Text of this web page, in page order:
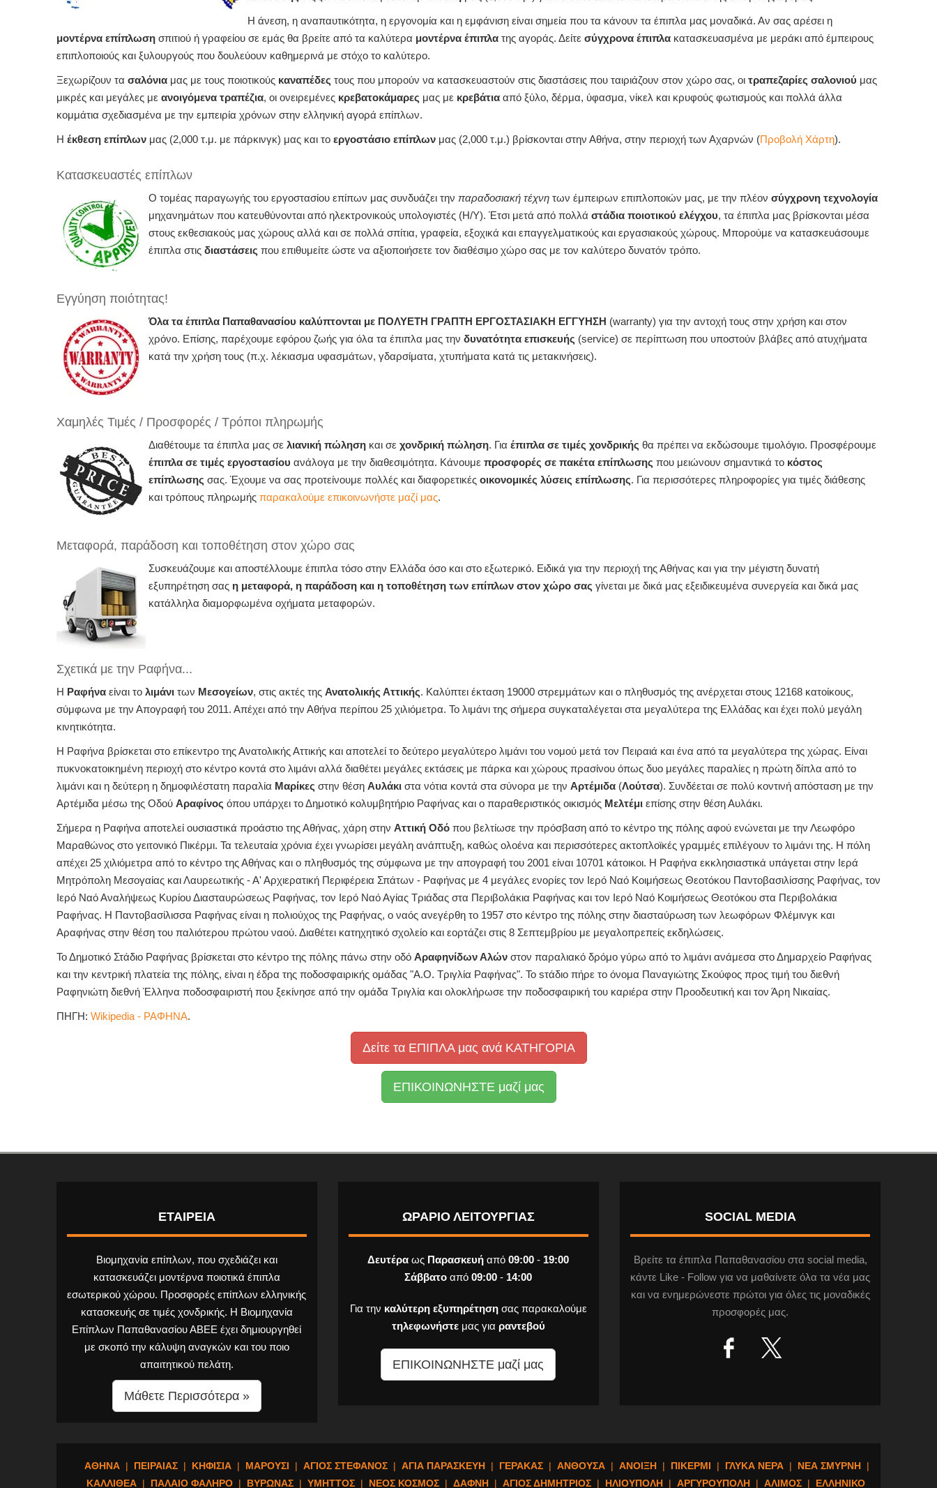
Η άνεση, η αναπαυτικότητα, η εργονομία και η εμφάνιση είναι σημεία που τα κάνουν τα έπιπλα μας μοναδικά. Αν σας αρέσει η
μοντέρνα επίπλωσησπιτιού ή γραφείου σε εμάς θα βρείτε από τα καλύτερα μοντέρνα έπιπλατης αγοράς. Δείτε σύγχρονα έπιπλακατασκευασμένα με μεράκι από έμπειρους
επιπλοποιούς και ξυλουργούς που δουλεύουν καθημερινά με στόχο το καλύτερο.
Ξεχωρίζουν τα σαλόνιαμας με τους ποιοτικούς καναπέδες τους που μπορούν να κατασκευαστούν στις διαστάσεις που ταιριάζουν στον χώρο σας, οι τραπεζαρίες σαλονιού μας
μικρές και μεγάλες με ανοιγόμενα τραπέζια, οι ονειρεμένες κρεβατοκάμαρες μας με κρεβάτιααπό ξύλο, δέρμα, ύφασμα, νίκελ και κρυφούς φωτισμούς και πολλά άλλα
κομμάτια σχεδιασμένα με την εμπειρία χρόνων στην ελληνική αγορά επίπλων.
Η έκθεση επίπλωνμας (2,000 τ.μ. με πάρκινγκ) μας και το εργοστάσιο επίπλωνμας (2,000 τ.μ.) βρίσκονται στην Αθήνα, στην περιοχή των Αχαρνών (Προβολή Χάρτη).
Κατασκευαστές επίπλων
Ο τομέας παραγωγής του εργοστασίου επίπων μας συνδυάζει την παραδοσιακή τέχνητων έμπειρων επιπλοποιών μας, με την πλέον σύγχρονη τεχνολογία
μηχανημάτων που κατευθύνονται από ηλεκτρονικούς υπολογιστές (Η/Υ). Έτσι μετά από πολλά στάδια ποιοτικού ελέγχου, τα έπιπλα μας βρίσκονται μέσα
στους εκθεσιακούς μας χώρους αλλά και σε πολλά σπίτια, γραφεία, εξοχικά και επαγγελματικούς και εργασιακούς χώρους. Μπορούμε να κατασκευάσουμε
έπιπλα στις διαστάσεις που επιθυμείτε ώστε να αξιοποιήσετε τον διαθέσιμο χώρο σας με τον καλύτερο δυνατόν τρόπο.
Εγγύηση ποιότητας!
Όλα τα έπιπλα Παπαθανασίου καλύπτονται με ΠΟΛΥΕΤΗ ΓΡΑΠΤΗ ΕΡΓΟΣΤΑΣΙΑΚΗ ΕΓΓΥΗΣΗ (warranty) για την αντοχή τους στην χρήση και στον
χρόνο. Επίσης, παρέχουμε εφόρου ζωής για όλα τα έπιπλα μας την δυνατότητα επισκευής (service) σε περίπτωση που υποστούν βλάβες από ατυχήματα
κατά την χρήση τους (π.χ. λέκιασμα υφασμάτων, γδαρσίματα, χτυπήματα κατά τις μετακινήσεις).
Χαμηλές Τιμές / Προσφορές / Τρόποι πληρωμής
Διαθέτουμε τα έπιπλα μας σε λιανική πώλησηκαι σε χονδρική πώληση. Για έπιπλα σε τιμές χονδρικής θα πρέπει να εκδώσουμε τιμολόγιο. Προσφέρουμε
έπιπλα σε τιμές εργοστασίου ανάλογα με την διαθεσιμότητα. Κάνουμε προσφορές σε πακέτα επίπλωσης που μειώνουν σημαντικά το κόστος
επίπλωσης σας. Έχουμε να σας προτείνουμε πολλές και διαφορετικές οικονομικές λύσεις επίπλωσης. Για περισσότερες πληροφορίες για τιμές διάθεσης
και τρόπους πληρωμής παρακαλούμε επικοινωνήστε μαζί μας.
Μεταφορά, παράδοση και τοποθέτηση στον χώρο σας
Συσκευάζουμε και αποστέλλουμε έπιπλα τόσο στην Ελλάδα όσο και στο εξωτερικό. Ειδικά για την περιοχή της Αθήνας και για την μέγιστη δυνατή
εξυπηρέτηση σας η μεταφορά, η παράδοση και η τοποθέτηση των επίπλων στον χώρο σας γίνεται με δικά μας εξειδικευμένα συνεργεία και δικά μας
κατάλληλα διαμορφωμένα οχήματα μεταφορών.
Σχετικά με την Ραφήνα...
Η Ραφήναείναι το λιμάνι των Μεσογείων, στις ακτές της Ανατολικής Αττικής. Καλύπτει έκταση 19000 στρεμμάτων και ο πληθυσμός της ανέρχεται στους 12168 κατοίκους,
σύμφωνα με την Απογραφή του 2011. Απέχει από την Αθήνα περίπου 25 χιλιόμετρα. Το λιμάνι της σήμερα συγκαταλέγεται στα μεγαλύτερα της Ελλάδας και έχει πολύ μεγάλη
κινητικότητα.
Η Ραφήνα βρίσκεται στο επίκεντρο της Ανατολικής Αττικής και αποτελεί το δεύτερο μεγαλύτερο λιμάνι του νομού μετά τον Πειραιά και ένα από τα μεγαλύτερα της χώρας. Είναι
πυκνοκατοικημένη περιοχή στο κέντρο κοντά στο λιμάνι αλλά διαθέτει μεγάλες εκτάσεις με πάρκα και χώρους πρασίνου όπως δυο μεγάλες παραλίες η πρώτη δίπλα από το
λιμάνι και η δεύτερη η δημοφιλέστατη παραλία Μαρίκες στην θέση Αυλάκι στα νότια κοντά στα σύνορα με την Αρτέμιδα(Λούτσα). Συνδέεται σε πολύ κοντινή απόσταση με την
Αρτέμιδα μέσω της Οδού Αραφίνος όπου υπάρχει το Δημοτικό κολυμβητήριο Ραφήνας και ο παραθεριστικός οικισμός Μελτέμι επίσης στην θέση Αυλάκι.
Σήμερα η Ραφήνα αποτελεί ουσιαστικά προάστιο της Αθήνας, χάρη στην Αττική Οδόπου βελτίωσε την πρόσβαση από το κέντρο της πόλης αφού ενώνεται με την Λεωφόρο
Μαραθώνος στο γειτονικό Πικέρμι. Τα τελευταία χρόνια έχει γνωρίσει μεγάλη ανάπτυξη, καθώς ολοένα και περισσότερες ακτοπλοϊκές γραμμές επιλέγουν το λιμάνι της. Η πόλη
απέχει 25 χιλιόμετρα από το κέντρο της Αθήνας και ο πληθυσμός της σύμφωνα με την απογραφή του 2001 είναι 10701 κάτοικοι. Η Ραφήνα εκκλησιαστικά υπάγεται στην Ιερά
Μητρόπολη Μεσογαίας και Λαυρεωτικής - Α' Αρχιερατική Περιφέρεια Σπάτων - Ραφήνας με 4 μεγάλες ενορίες τον Ιερό Ναό Κοιμήσεως Θεοτόκου Παντοβασιλίσσης Ραφήνας, τον
Ιερό Ναό Αναλήψεως Κυρίου Διασταυρώσεως Ραφήνας, τον Ιερό Ναό Αγίας Τριάδας στα Περιβολάκια Ραφήνας και τον Ιερό Ναό Κοιμήσεως Θεοτόκου στα Περιβολάκια
Ραφήνας. Η Παντοβασίλισσα Ραφήνας είναι η πολιούχος της Ραφήνας, ο ναός ανεγέρθη το 1957 στο κέντρο της πόλης στην διασταύρωση των λεωφόρων Φλέμινγκ και
Αραφήνας στην θέση του παλιότερου πρώτου ναού. Διαθέτει κατηχητικό σχολείο και εορτάζει στις 8 Σεπτεμβρίου με μεγαλοπρεπείς εκδηλώσεις.
Το Δημοτικό Στάδιο Ραφήνας βρίσκεται στο κέντρο της πόλης πάνω στην oδό Αραφηνίδων Αλώνστον παραλιακό δρόμο γύρω από το λιμάνι ανάμεσα στο Δημαρχείο Ραφήνας
και την κεντρική πλατεία της πόλης, είναι η έδρα της ποδοσφαιρικής ομάδας "Α.Ο. Τριγλία Ραφήνας". Το sτάδιο πήρε το όνομα Παναγιώτης Σκούφος προς τιμή του διεθνή
Ραφηνιώτη διεθνή Έλληνα ποδοσφαιριστή που ξεκίνησε από την ομάδα Τριγλία και ολοκλήρωσε την ποδοσφαιρική του καριέρα στην Προοδευτική και τον Άρη Νικαίας.
ΠΗΓΗ: Wikipedia - ΡΑΦΗΝΑ.
Δείτε τα ΕΠΙΠΛΑ μας ανά ΚΑΤΗΓΟΡΙΑ
ΕΠΙΚΟΙΝΩΝΗΣΤΕ μαζί μας
ΕΤΑΙΡΕΙΑ
Βιομηχανία επίπλων, που σχεδιάζει και
κατασκευάζει μοντέρνα ποιοτικά έπιπλα
εσωτερικού χώρου. Προσφορές επίπλων ελληνικής
κατασκευής σε τιμές χονδρικής. Η Βιομηχανία
Επίπλων Παπαθανασίου ΑΒΕΕ έχει δημιουργηθεί
με σκοπό την κάλυψη αναγκών και του ποιο
απαιτητικού πελάτη.
Μάθετε Περισσότερα »
ΩΡΑΡΙΟ ΛΕΙΤΟΥΡΓΙΑΣ
Δευτέρα ως Παρασκευή από09:00 - 19:00
Σάββατο από09:00 - 14:00
Για την καλύτερη εξυπηρέτησησας παρακαλούμε
τηλεφωνήστεμας για ραντεβού
ΕΠΙΚΟΙΝΩΝΗΣΤΕ μαζί μας
SOCIAL MEDIA
Βρείτε τα έπιπλα Παπαθανασίου στα social media,
κάντε Like - Follow για να μαθαίνετε όλα τα νέα μας
και να ενημερώνεστε πρώτοι για όλες τις μοναδικές
προσφορές μας.
ΑΘΗΝΑ | ΠΕΙΡΑΙΑΣ | ΚΗΦΙΣΙΑ | ΜΑΡΟΥΣΙ | ΑΓΙΟΣ ΣΤΕΦΑΝΟΣ | ΑΓΙΑ ΠΑΡΑΣΚΕΥΗ | ΓΕΡΑΚΑΣ | ΑΝΘΟΥΣΑ | ΑΝΟΙΞΗ | ΠΙΚΕΡΜΙ | ΓΛΥΚΑ ΝΕΡΑ | ΝΕΑ ΣΜΥΡΝΗ |
ΚΑΛΛΙΘΕΑ | ΠΑΛΑΙΟ ΦΑΛΗΡΟ | ΒΥΡΩΝΑΣ | ΥΜΗΤΤΟΣ | ΝΕΟΣ ΚΟΣΜΟΣ | ΔΑΦΝΗ | ΑΓΙΟΣ ΔΗΜΗΤΡΙΟΣ | ΗΛΙΟΥΠΟΛΗ | ΑΡΓΥΡΟΥΠΟΛΗ | ΑΛΙΜΟΣ | ΕΛΛΗΝΙΚΟ